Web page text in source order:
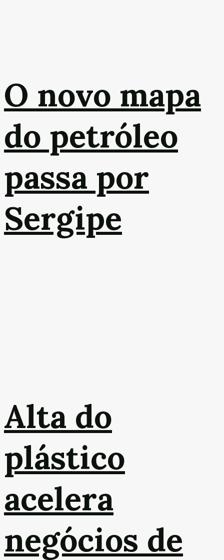
O novo mapa
do petróleo
passa por
Sergipe
Alta do
plástico
acelera
negócios de